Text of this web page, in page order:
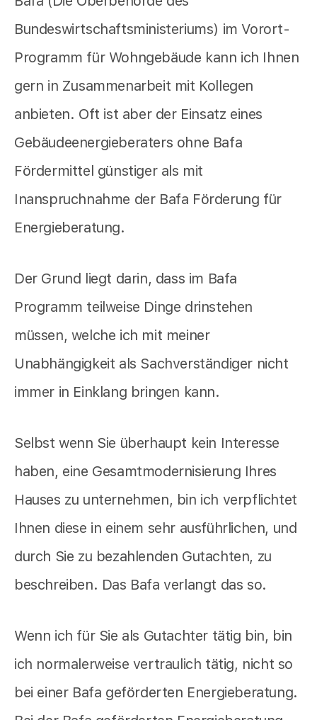
Bundeswirtschaftsministeriums) im Vorort-
Programm für Wohngebäude kann ich Ihnen
gern in Zusammenarbeit mit Kollegen
anbieten. Oft ist aber der Einsatz eines
Gebäudeenergieberaters ohne Bafa
Fördermittel günstiger als mit
Inanspruchnahme der Bafa Förderung für
Energieberatung.
Der Grund liegt darin, dass im Bafa
Programm teilweise Dinge drinstehen
müssen, welche ich mit meiner
Unabhängigkeit als Sachverständiger nicht
immer in Einklang bringen kann.
Selbst wenn Sie überhaupt kein Interesse
haben, eine Gesamtmodernisierung Ihres
Hauses zu unternehmen, bin ich verpflichtet
Ihnen diese in einem sehr ausführlichen, und
durch Sie zu bezahlenden Gutachten, zu
beschreiben. Das Bafa verlangt das so.
Wenn ich für Sie als Gutachter tätig bin, bin
ich normalerweise vertraulich tätig, nicht so
bei einer Bafa geförderten Energieberatung.